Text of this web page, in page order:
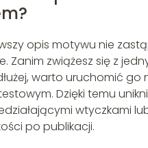
opis motywu nie
Zanim zwiążesz się z
warto uruchomić go
Dzięki temu
wtyczkami
po publikacji.